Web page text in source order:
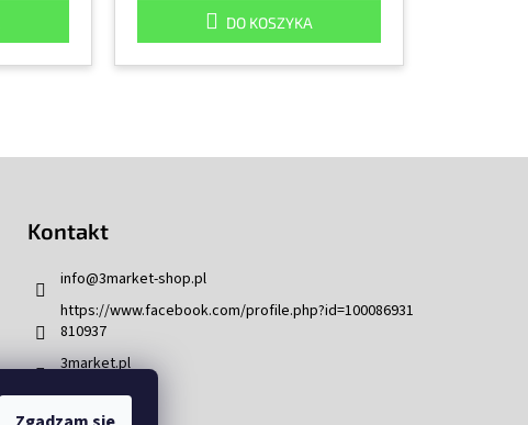
DO KOSZYKA
Kontakt
info@3market-shop.pl
https://www.facebook.com/profile.php?id=100086931
810937
3market.pl